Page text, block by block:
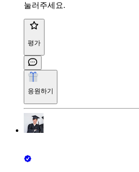
눌러주세요.
평가
응원하기